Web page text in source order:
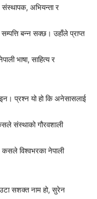
अभियन्ता र
बन्न सक्छ। उहाँले प्राप्त
भाषा, साहित्य र
प्रश्न यो हो कि अनेसासलाई
संस्थाको गौरवशाली
कसले विश्वभरका नेपाली
सशक्त नाम हो, सुरेन